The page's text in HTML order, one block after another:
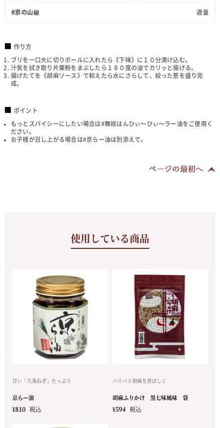
#京の山椒 適量
作り方
ブリを一口大に切りボールに入れたら《下味》に１０分漬け込む。
汁気を拭き取り片栗粉をまぶしたら１８０度の油でカリッと揚げる。
揚げたてを《胡麻ソース》で和えたら水にさらして、絞った葱を盛り完
成。
ポイント
もっとスパイシーにしたい場合は#舞妓はんひぃ～ひぃ～ラー油をご使用く
ださい。
お子様が召し上がる場合は#京らー油は別添えで。
使用している商品
甘い「九条ねぎ」たっぷり
京らー油
¥810 税込
パリパリ胡麻を香ばしく
胡麻ふりかけ 黒七味風味 袋
¥594 税込